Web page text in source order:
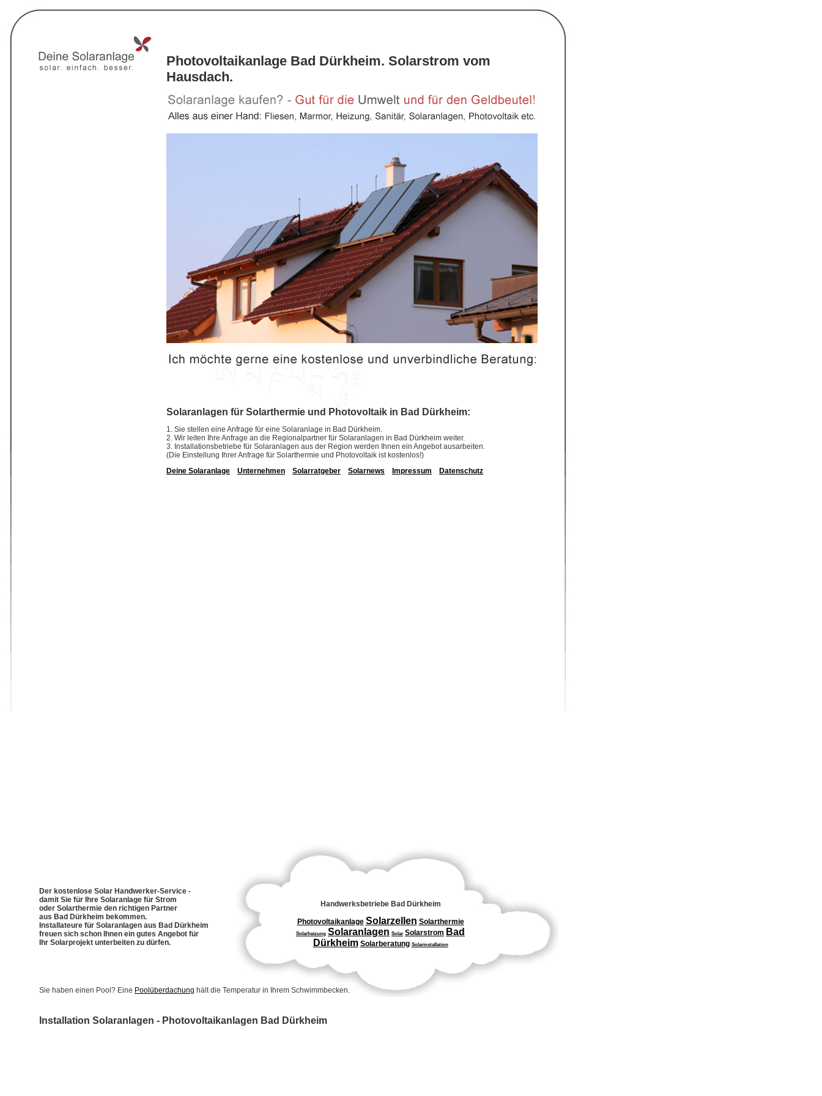
Photovoltaikanlage Bad Dürkheim. Solarstrom vom
Hausdach.
Solaranlagen für Solarthermie und Photovoltaik in Bad Dürkheim:
1. Sie stellen eine Anfrage für eine Solaranlage in Bad Dürkheim.
2. Wir leiten Ihre Anfrage an die Regionalpartner für Solaranlagen in Bad Dürkheim weiter.
3. Installationsbetriebe für Solaranlagen aus der Region werden Ihnen ein Angebot ausarbeiten.
(Die Einstellung Ihrer Anfrage für Solarthermie und Photovoltaik ist kostenlos!)
Deine Solaranlage
Unternehmen Solarratgeber Solarnews Impressum Datenschutz
Der kostenlose Solar Handwerker-Service -
damit Sie für Ihre Solaranlage für Strom
oder Solarthermie den richtigen Partner
aus Bad Dürkheim bekommen.
Installateure für Solaranlagen aus Bad Dürkheim
freuen sich schon Ihnen ein gutes Angebot für
Ihr Solarprojekt unterbeiten zu dürfen.
Handwerksbetriebe Bad Dürkheim
Photovoltaikanlage Solarzellen Solarthermie
Solarheizung Solaranlagen Solar Solarstrom Bad
Dürkheim Solarberatung Solarinstallation
Sie haben einen Pool? Eine Poolüberdachung hält die Temperatur in Ihrem Schwimmbecken.
Installation Solaranlagen - Photovoltaikanlagen Bad Dürkheim